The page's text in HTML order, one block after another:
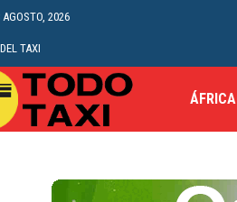
AGOSTO, 2026
TAXI
ÁFRICA